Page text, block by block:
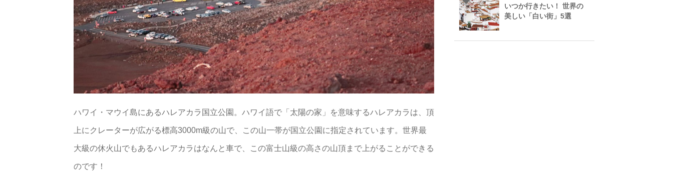
ハワイ・マウイ島にあるハレアカラ国立公園。ハワイ語で「太陽の家」を意味するハレアカラは、頂
上にクレーターが広がる標高3000m級の山で、この山一帯が国立公園に指定されています。世界最
大級の休火山でもあるハレアカラはなんと車で、この富士山級の高さの山頂まで上がることができる
のです！
いつか行きたい！ 世界の
美しい「白い街」5選